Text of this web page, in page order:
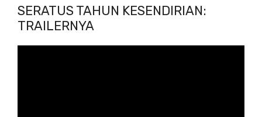
SERATUS TAHUN KESENDIRIAN:
TRAILERNYA